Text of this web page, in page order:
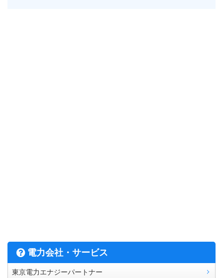
電力会社・サービス
東京電力エナジーパートナー